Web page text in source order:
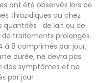
ont été observés lors de
thiazidiques ou chez
quantités de lait ou de
traitements prolongés.
à 8 comprimés par jour,
durée, ne devra pas
des symptômes et ne
par jour